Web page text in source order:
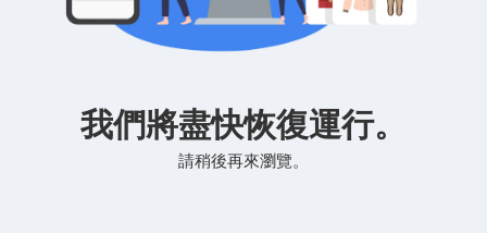
我們將盡快恢復運行。
請稍後再來瀏覽。